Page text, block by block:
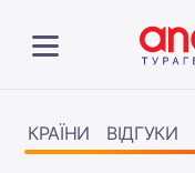
КРАЇНИ ВІДГУКИ